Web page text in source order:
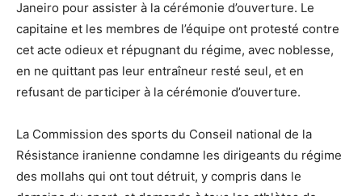
Janeiro pour assister à la cérémonie d’ouverture. Le
capitaine et les membres de l’équipe ont protesté contre
cet acte odieux et répugnant du régime, avec noblesse,
en ne quittant pas leur entraîneur resté seul, et en
refusant de participer à la cérémonie d’ouverture.
La Commission des sports du Conseil national de la
Résistance iranienne condamne les dirigeants du régime
des mollahs qui ont tout détruit, y compris dans le